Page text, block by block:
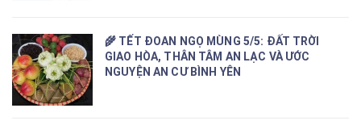
🌾 TẾT ĐOAN NGỌ MÙNG 5/5: ĐẤT TRỜI
GIAO HÒA, THÂN TÂM AN LẠC VÀ ƯỚC
NGUYỆN AN CƯ BÌNH YÊN